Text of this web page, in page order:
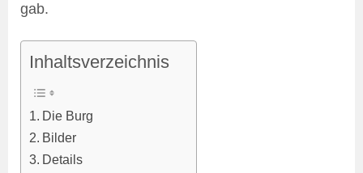
gab.
Inhaltsverzeichnis
Die Burg
Bilder
Details